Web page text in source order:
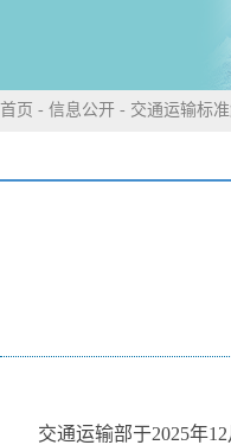
首页 - 信息公开 - 交通运输标
交通运输部于2025年